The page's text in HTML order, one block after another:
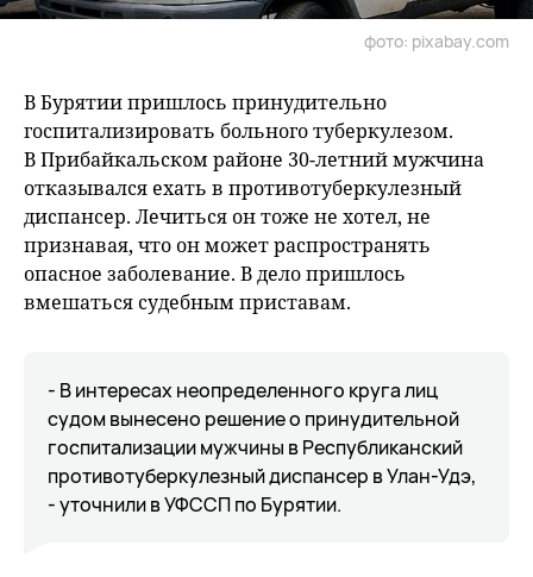
фото: pixabay.com
В Бурятии пришлось принудительно
госпитализировать больного туберкулезом.
В Прибайкальском районе 30-летний мужчина
отказывался ехать в противотуберкулезный
диспансер. Лечиться он тоже не хотел, не
признавая, что он может распространять
опасное заболевание. В дело пришлось
вмешаться судебным приставам.
- В интересах неопределенного круга лиц
судом вынесено решение о принудительной
госпитализации мужчины в Республиканский
противотуберкулезный диспансер в Улан-Удэ,
- уточнили в УФССП по Бурятии.